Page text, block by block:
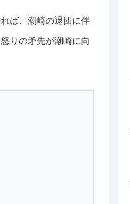
ば、潮崎の退団に伴
りの矛先が潮崎に向